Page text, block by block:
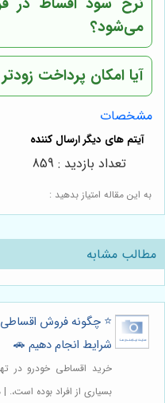
می‌شود؟
آیا امکان پرداخت
مشخصات
به این مقاله امتیاز بدهید :
تعداد بازدید : 859
مطالب مشابه
⭐️ چگونه فروش اقساطی
شرایط انجام دهیم 🚗
خرید اقساطی خودرو در
بسیاری از افراد بوده